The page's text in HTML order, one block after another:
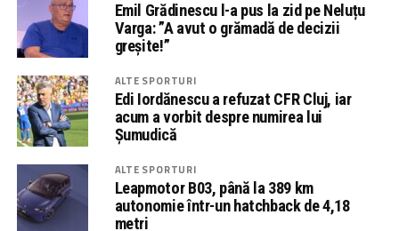
Emil Grădinescu l-a pus la zid pe Neluțu
Varga: ”A avut o grămadă de decizii
greșite!”
ALTE SPORTURI
Edi Iordănescu a refuzat CFR Cluj, iar
acum a vorbit despre numirea lui
Șumudică
ALTE SPORTURI
Leapmotor B03, până la 389 km
autonomie într-un hatchback de 4,18
metri